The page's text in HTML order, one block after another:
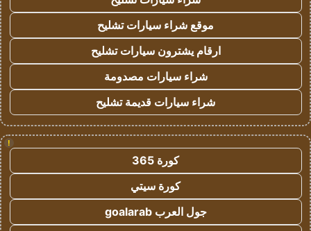
موقع شراء سيارات تشليح
ارقام يشترون سيارات تشليح
شراء سيارات مصدومة
شراء سيارات قديمة تشليح
!
كورة 365
كورة سيتي
جول العرب goalarab